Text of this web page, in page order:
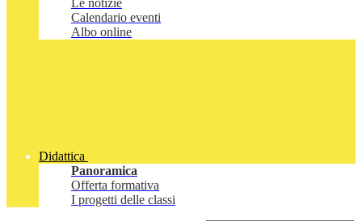
Le notizie
Calendario eventi
Albo online
Didattica
Panoramica
Offerta formativa
I progetti delle classi